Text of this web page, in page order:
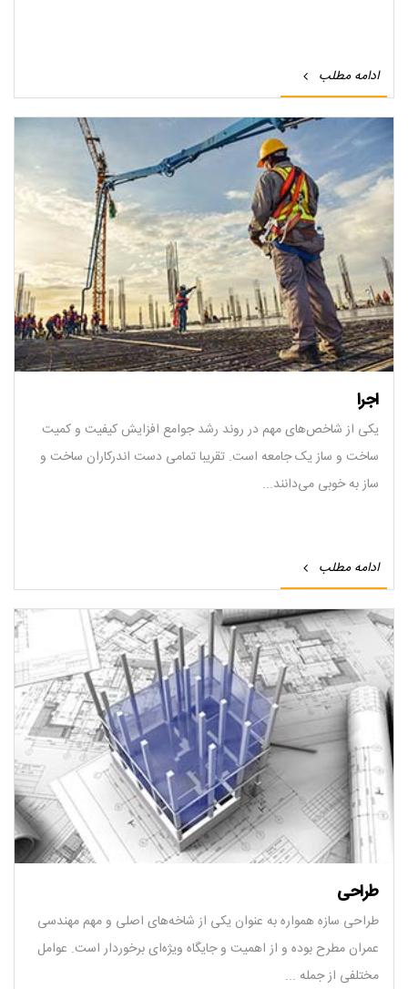
ادامه مطلب
اجرا
یکی از شاخص‌های مهم در روند رشد جوامع افزایش کیفیت و کمیت
ساخت و ساز یک جامعه است. تقریبا تمامی دست‌ اندرکاران ساخت و
ساز به خوبی می‌دانند...
ادامه مطلب
طراحی
طراحی سازه‌ همواره به عنوان یکی از شاخه‌های اصلی و مهم مهندسی
عمران مطرح بوده و از اهمیت و جایگاه ویژه‌ای برخوردار است. عوامل
مختلفی از جمله ...